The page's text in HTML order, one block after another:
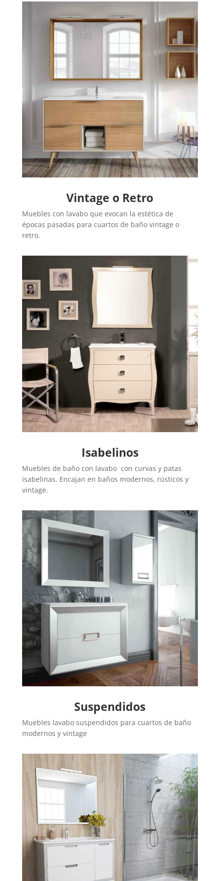
Vintage o Retro
Muebles con lavabo que evocan la estética de
épocas pasadas para cuartos de baño vintage o
retro.
Isabelinos
Muebles de baño con lavabo con curvas y patas
isabelinas. Encajan en baños modernos, rústicos y
vintage.
Suspendidos
Muebles lavabo suspendidos para cuartos de baño
modernos y vintage